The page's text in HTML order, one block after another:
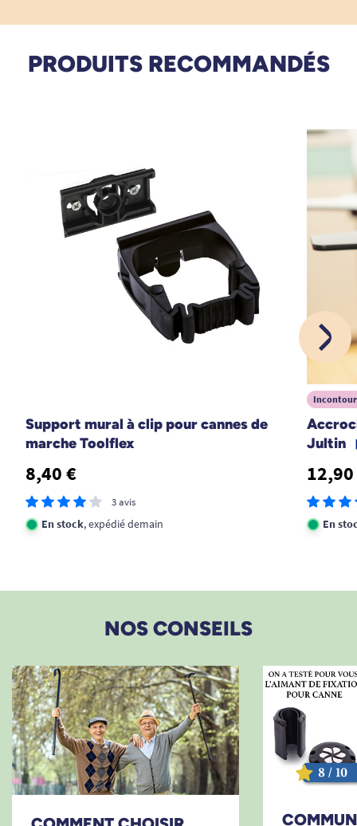
Très bon produit
A. Anonymous
1 2 3
PRODUITS RECOMMANDÉS
Support mural à clip pour cannes de
marche Toolflex
8,40 €
3 avis
En stock, expédié demain
Jultin
En
NOS CONSEILS